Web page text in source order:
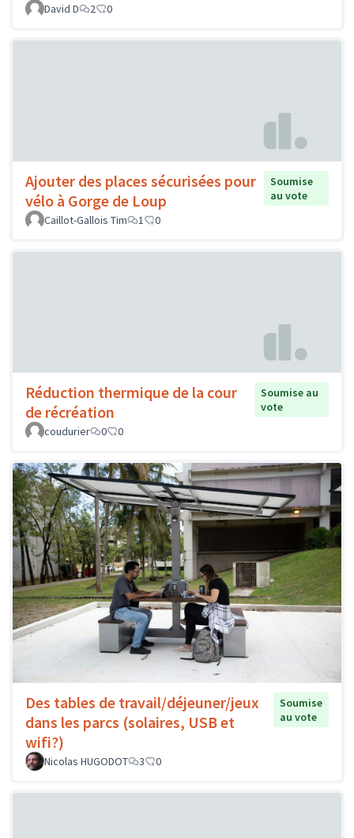
David D
2 0
Ajouter des places sécurisées pour
vélo à Gorge de Loup
Soumise
au vote
Caillot-Gallois Tim
1 0
Réduction thermique de la cour
de récréation
Soumise au
vote
coudurier
0 0
Des tables de travail/déjeuner/jeux
dans les parcs (solaires, USB et
wifi?)
Soumise
au vote
Nicolas HUGODOT 3 0